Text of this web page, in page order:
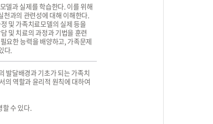
델과 실제를 학습한다. 이를 위해
과의 관련성에 대해 이해한다.
및 가족치료모델의 실제 등을
및 치료의 과정과 기법을 훈련
요한 능력을 배양하고, 가족문제
다.
발달배경과 기초가 되는 가족치
의 역할과 윤리적 원칙에 대하여
수 있다.